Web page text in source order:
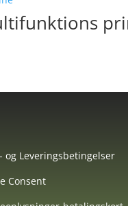
og Leveringsbetingelser
Consent